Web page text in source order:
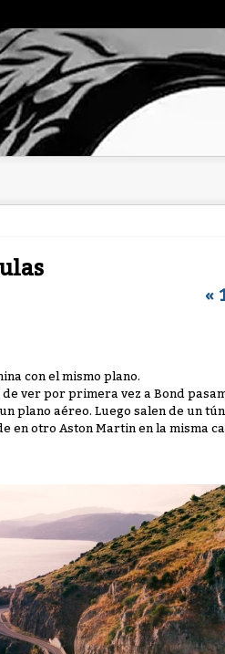
«
con el mismo plano.
ver por primera vez a Bond
plano aéreo. Luego salen de un
en otro Aston Martin en la misma